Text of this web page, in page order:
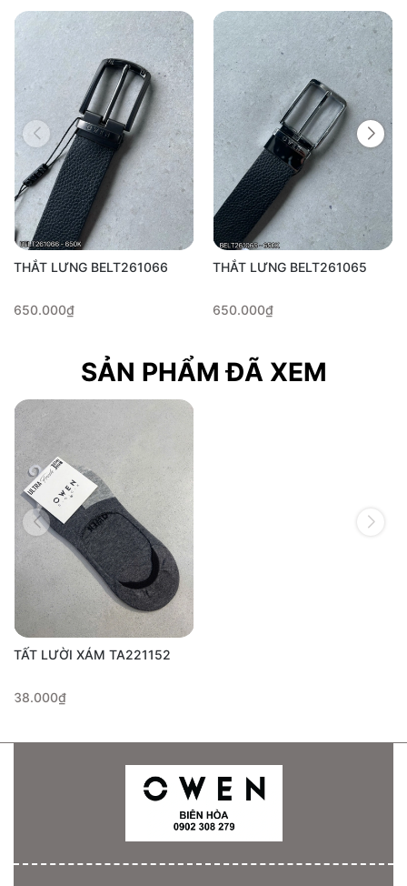
THẮT LƯNG BELT261066
650.000₫
THẮT LƯNG BELT261065
650.000₫
SẢN PHẨM ĐÃ XEM
TẤT LƯỜI XÁM TA221152
38.000₫